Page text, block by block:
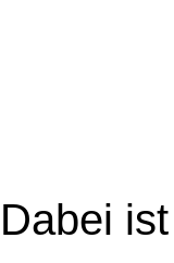
Dabei ist